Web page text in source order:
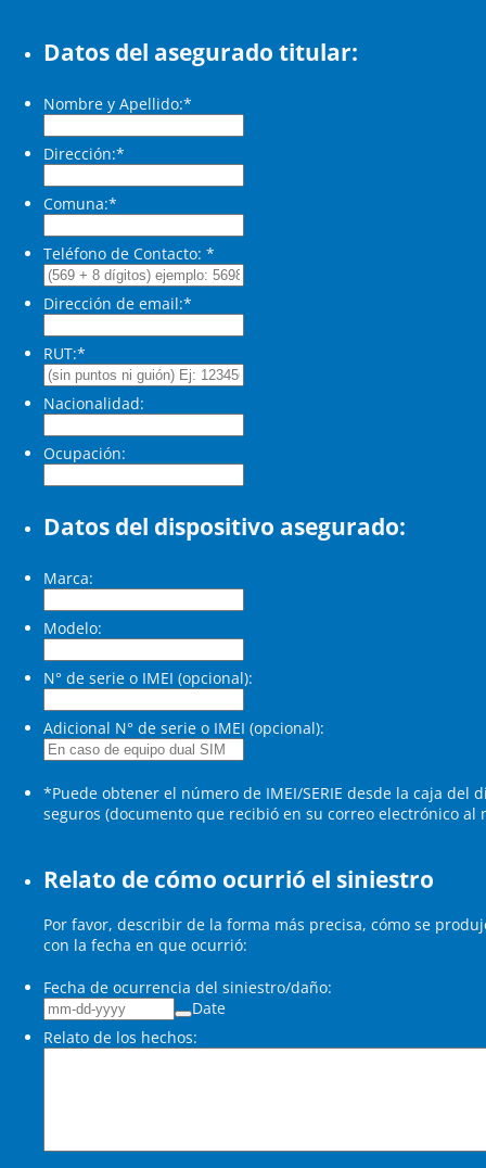
Datos del asegurado titular:
Nombre y Apellido:*
Dirección:*
Comuna:*
Teléfono de Contacto: *
Dirección de email:*
RUT:*
Nacionalidad:
Ocupación:
Datos del dispositivo asegurado:
Marca:
Modelo:
N° de serie o IMEI (opcional):
Adicional N° de serie o IMEI (opcional):
*Puede obtener el número de IMEI/SERIE desde la caja del
seguros (documento que recibió en su correo electrónico al
Relato de cómo ocurrió el siniestro
Por favor, describir de la forma más precisa, cómo se
con la fecha en que ocurrió:
Fecha de ocurrencia del siniestro/daño:
Date
Relato de los hechos: